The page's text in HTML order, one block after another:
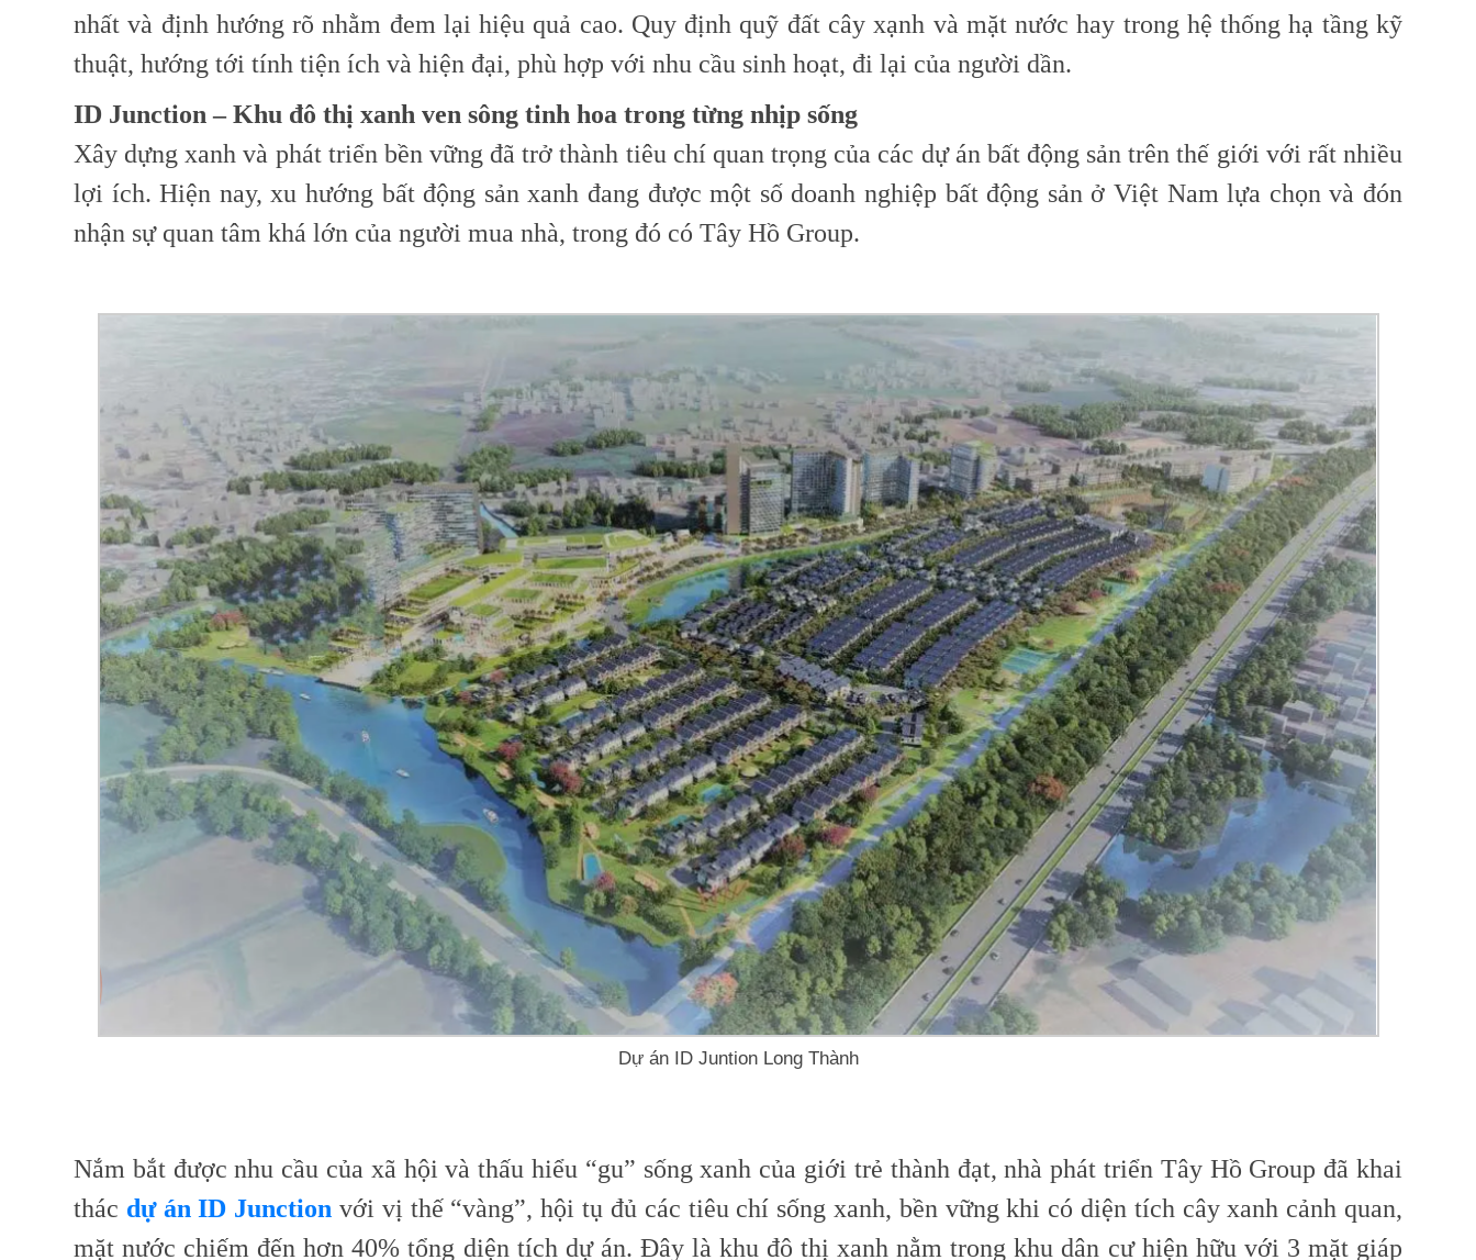
nhất và định hướng rõ nhằm đem lại hiệu quả cao. Quy định quỹ đất cây xạnh và mặt nước hay trong hệ thống hạ tầng kỹ
thuật, hướng tới tính tiện ích và hiện đại, phù hợp với nhu cầu sinh hoạt, đi lại của người dần.
ID Junction – Khu đô thị xanh ven sông tinh hoa trong từng nhịp sống
Xây dựng xanh và phát triển bền vững đã trở thành tiêu chí quan trọng của các dự án bất động sản trên thế giới với rất nhiều
lợi ích. Hiện nay, xu hướng bất động sản xanh đang được một số doanh nghiệp bất động sản ở Việt Nam lựa chọn và đón
nhận sự quan tâm khá lớn của người mua nhà, trong đó có Tây Hồ Group.
Dự án ID Juntion Long Thành
Nắm bắt được nhu cầu của xã hội và thấu hiểu “gu” sống xanh của giới trẻ thành đạt, nhà phát triển Tây Hồ Group đã khai
thác dự án ID Junction với vị thế “vàng”, hội tụ đủ các tiêu chí sống xanh, bền vững khi có diện tích cây xanh cảnh quan,
mặt nước chiếm đến hơn 40% tổng diện tích dự án. Đây là khu đô thị xanh nằm trong khu dân cư hiện hữu với 3 mặt giáp